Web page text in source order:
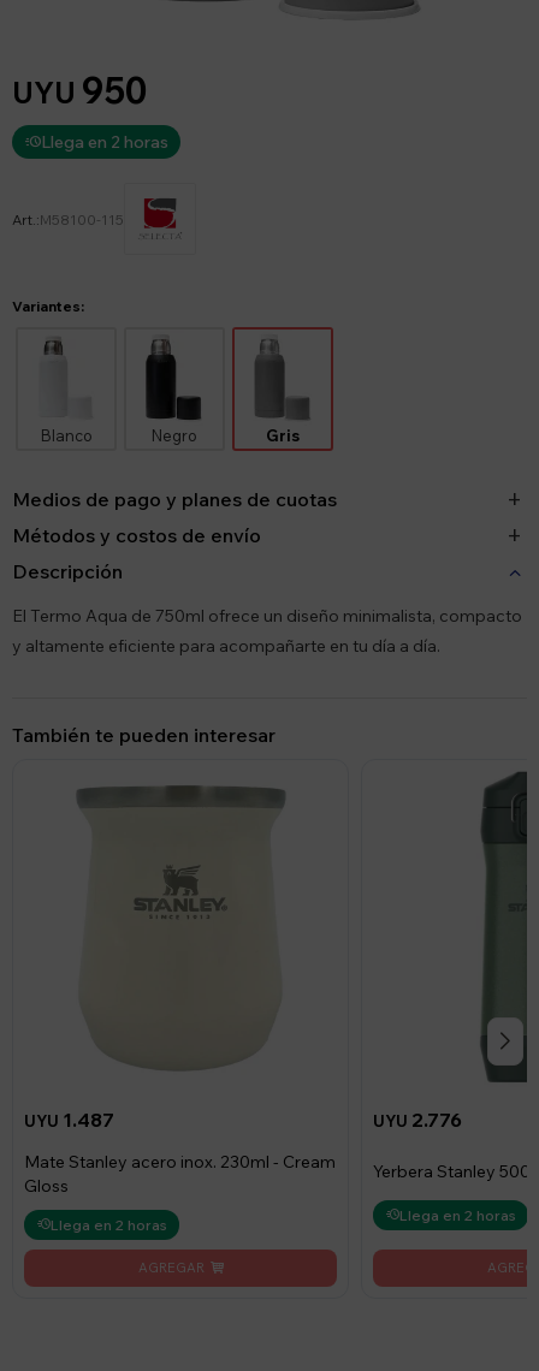
UYU 950
Llega en 2 horas
M58100-115
Variantes:
Blanco Negro Gris
Medios de pago y planes de cuotas
Métodos y costos de envío
Descripción
El Termo Aqua de 750ml ofrece un diseño minimalista, compacto
y altamente eficiente para acompañarte en tu día a día.
También te pueden interesar
UYU 1.487
Mate Stanley acero inox. 230ml - Cream
Gloss
Llega en 2 horas
UYU 2.776
Yerbera Stanley
Llega en 2 horas